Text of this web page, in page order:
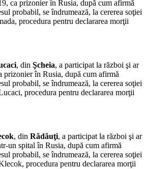
ca prizonier în Rusia, după cum afirmă
probabil, se îndrumează, la cererea soţiei
procedura pentru declararea morţii
, din Şcheia, a participat la război şi ar
în Rusia, după cum afirmă
probabil, se îndrumează, la cererea soţiei
procedura pentru declararea morţii
, din Rădăuţi, a participat la război şi ar
un spital în Rusia, după cum afirmă
probabil, se îndrumează, la cererea soţiei
procedura pentru declararea morţii